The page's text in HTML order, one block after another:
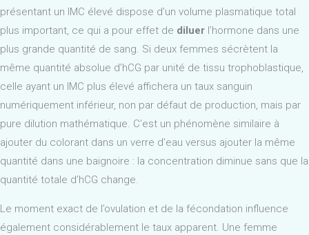
présentant un IMC élevé dispose d’un volume plasmatique total
plus important, ce qui a pour effet de diluer l’hormone dans une
plus grande quantité de sang. Si deux femmes sécrètent la
même quantité absolue d’hCG par unité de tissu trophoblastique,
celle ayant un IMC plus élevé affichera un taux sanguin
numériquement inférieur, non par défaut de production, mais par
pure dilution mathématique. C’est un phénomène similaire à
ajouter du colorant dans un verre d’eau versus ajouter la même
quantité dans une baignoire : la concentration diminue sans que la
quantité totale d’hCG change.
Le moment exact de l’ovulation et de la fécondation influence
également considérablement le taux apparent. Une femme